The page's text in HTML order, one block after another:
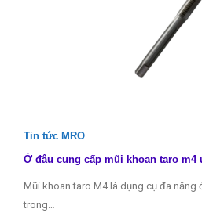
Tin tức MRO
Ở đâu cung cấp mũi khoan taro
Mũi khoan taro M4 là dụng cụ đa năng
trong…